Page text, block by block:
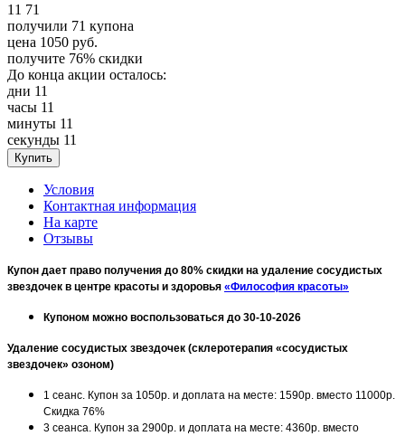
11 71
получили 71 купона
цена 1050 руб.
получите 76% скидки
До конца акции осталось:
дни 11
часы 11
минуты 11
секунды 11
Условия
Контактная информация
На карте
Отзывы
Купон дает право получения до 80% скидки на удаление сосудистых
звездочек в центре красоты и здоровья «Философия красоты»
Купоном можно воспользоваться до 30-10-2026
Удаление сосудистых звездочек (склеротерапия «сосудистых
звездочек» озоном)
1 сеанс. Купон за 1050р. и доплата на месте: 1590р. вместо 11000р.
Скидка 76%
3 сеанса. Купон за 2900р. и доплата на месте: 4360р. вместо